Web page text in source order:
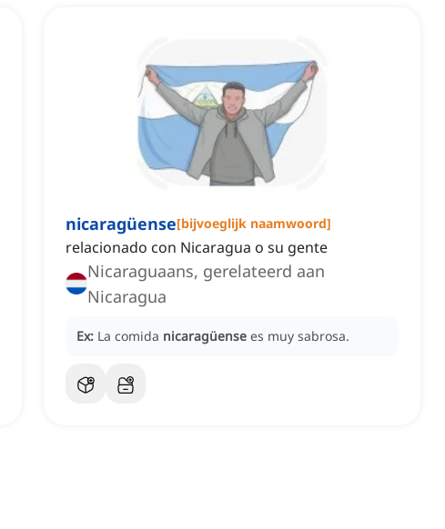
nicaragüense[bijvoeglijk naamwoord]
relacionado con Nicaragua o su gente
Nicaraguaans, gerelateerd aan
Nicaragua
Ex: La comida nicaragüense es muy sabrosa.